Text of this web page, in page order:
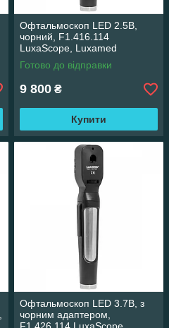
Офтальмоскоп LED 2.5В,
чорний, F1.416.114
LuxaScope, Luxamed
Готово до відправки
9 800 ₴
Купити
Офтальмоскоп LED 3.7В, з
чорним адаптером,